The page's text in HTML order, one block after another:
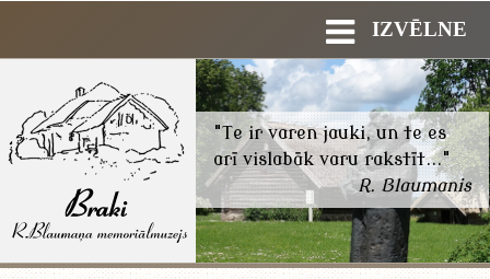
IZVĒLNE
"Te ir varen jauki, un te es
arī vislabāk varu rakstīt..."
R. Blaumanis